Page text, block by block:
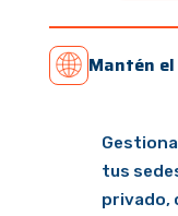
Mantén
tus
privado,